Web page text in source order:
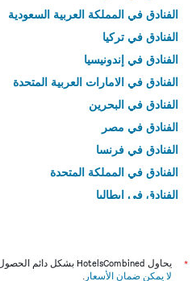
الفنادق في المملكة العربية السعودية
الفنادق في تركيا
الفنادق في إندونيسيا
الفنادق في الامارات العربية المتحدة
الفنادق في البحرين
الفنادق في مصر
الفنادق في فرنسا
الفنادق في المملكة المتحدة
الفنادق في إيطاليا
*
يحاول HotelsCombined بشكل دائم الحصول على الأسعار الدقيقة، ولكن
لا يمكن ضمان الأسعار .